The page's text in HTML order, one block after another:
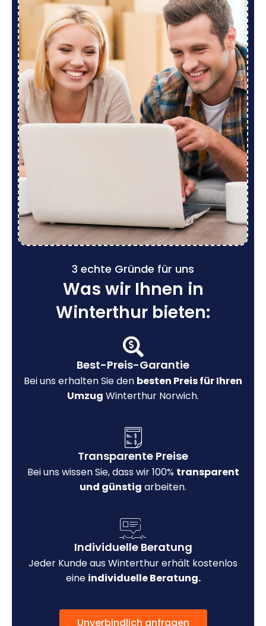
3 echte Gründe für uns
Was wir Ihnen in
Winterthur bieten:
Best-Preis-Garantie
Bei uns erhalten Sie den besten Preis für Ihren
Umzug Winterthur Norwich.
Transparente Preise
Bei uns wissen Sie, dass wir 100% transparent
und günstig arbeiten.
Individuelle Beratung
Jeder Kunde aus Winterthur erhält kostenlos
eine individuelle Beratung.
Unverbindlich anfragen